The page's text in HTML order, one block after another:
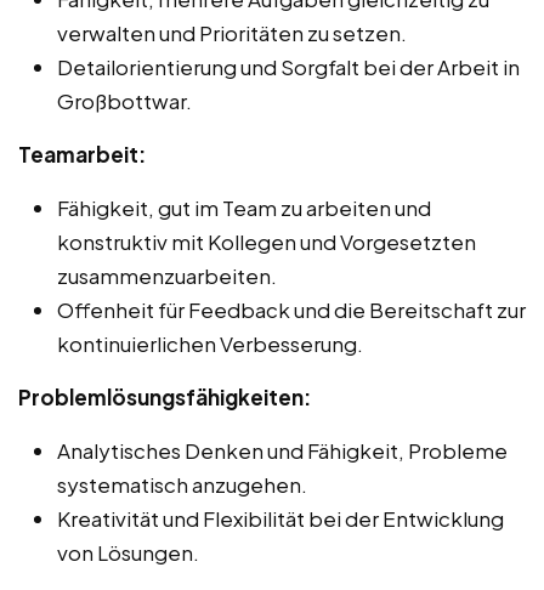
verwalten und Prioritäten zu setzen.
Detailorientierung und Sorgfalt bei der Arbeit in
Großbottwar.
Teamarbeit:
Fähigkeit, gut im Team zu arbeiten und
konstruktiv mit Kollegen und Vorgesetzten
zusammenzuarbeiten.
Offenheit für Feedback und die Bereitschaft zur
kontinuierlichen Verbesserung.
Problemlösungsfähigkeiten:
Analytisches Denken und Fähigkeit, Probleme
systematisch anzugehen.
Kreativität und Flexibilität bei der Entwicklung
von Lösungen.